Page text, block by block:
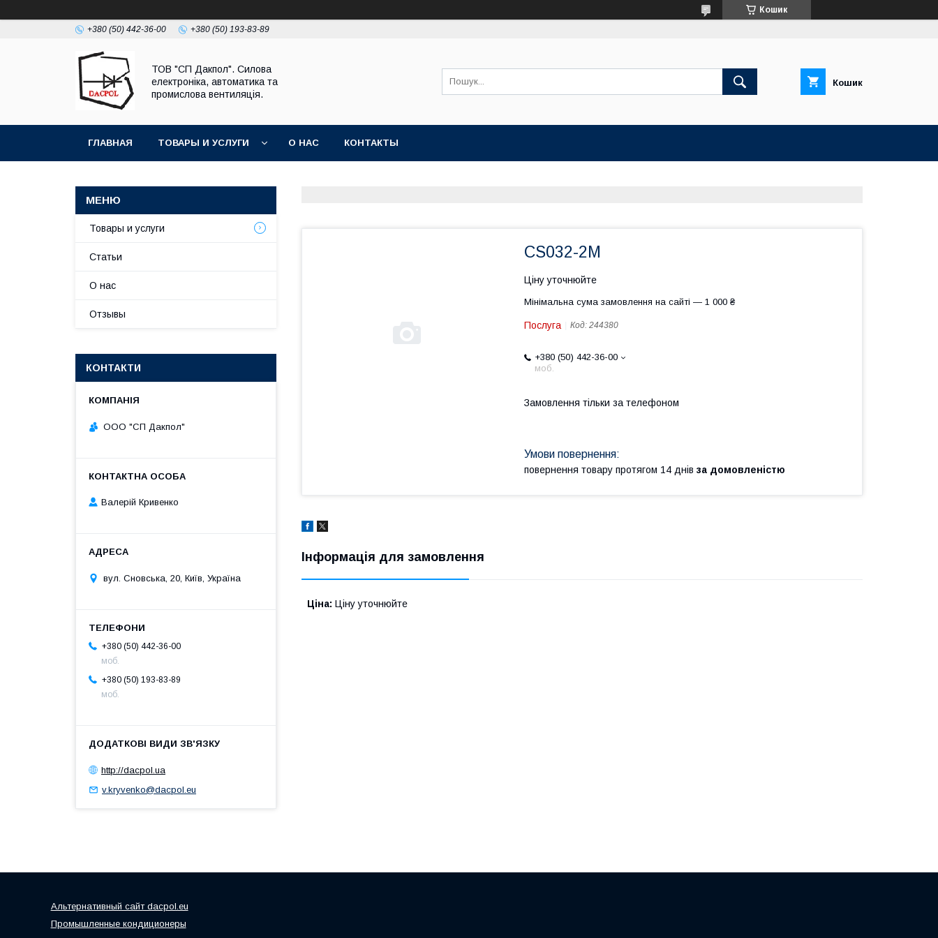
Кошик
+380 (50) 442-36-00 +380 (50) 193-83-89
ТОВ "СП Дакпол". Силова
електроніка, автоматика та
промислова вентиляція.
Кошик
ГЛАВНАЯ ТОВАРЫ И УСЛУГИ О НАС КОНТАКТЫ
CS032-2M
Ціну уточнюйте
Мінімальна сума замовлення на сайті — 1 000 ₴
Послуга Код: 244380
+380 (50) 442-36-00
моб.
Замовлення тільки за телефоном
повернення товару протягом 14 днів за домовленістю
Інформація для замовлення
Ціна: Ціну уточнюйте
Товары и услуги
Статьи
О нас
Отзывы
КОНТАКТИ
ООО "СП Дакпол"
Валерій Кривенко
вул. Сновська, 20, Київ, Україна
+380 (50) 442-36-00
моб.
+380 (50) 193-83-89
моб.
http://dacpol.ua
v.kryvenko@dacpol.eu
Альтернативный сайт dacpol.eu
Промышленные кондиционеры